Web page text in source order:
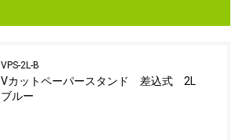
VPS-2L-B
Vカットペーパースタンド 差込式 2L
ブルー